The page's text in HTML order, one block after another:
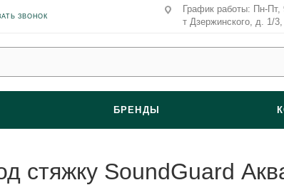
ЗВОНОК
График работы: Пн-Пт,
т Дзержинского, д. 1/
БРЕНДЫ
стяжку SoundGuard